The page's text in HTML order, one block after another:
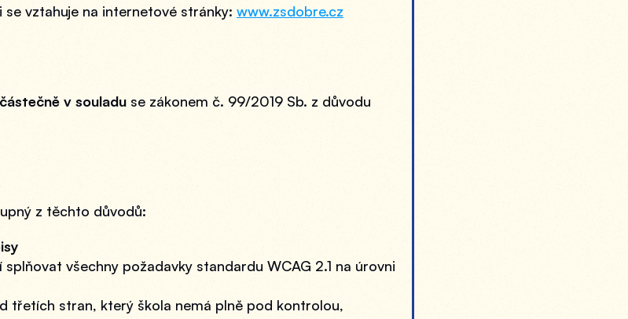
vztahuje na internetové stránky: www.zsdobre.cz
částečně v souladu se zákonem č. 99/2019 Sb. z důvodu
z těchto důvodů:
všechny požadavky standardu WCAG 2.1 na úrovni
třetích stran, který škola nemá plně pod kontrolou,